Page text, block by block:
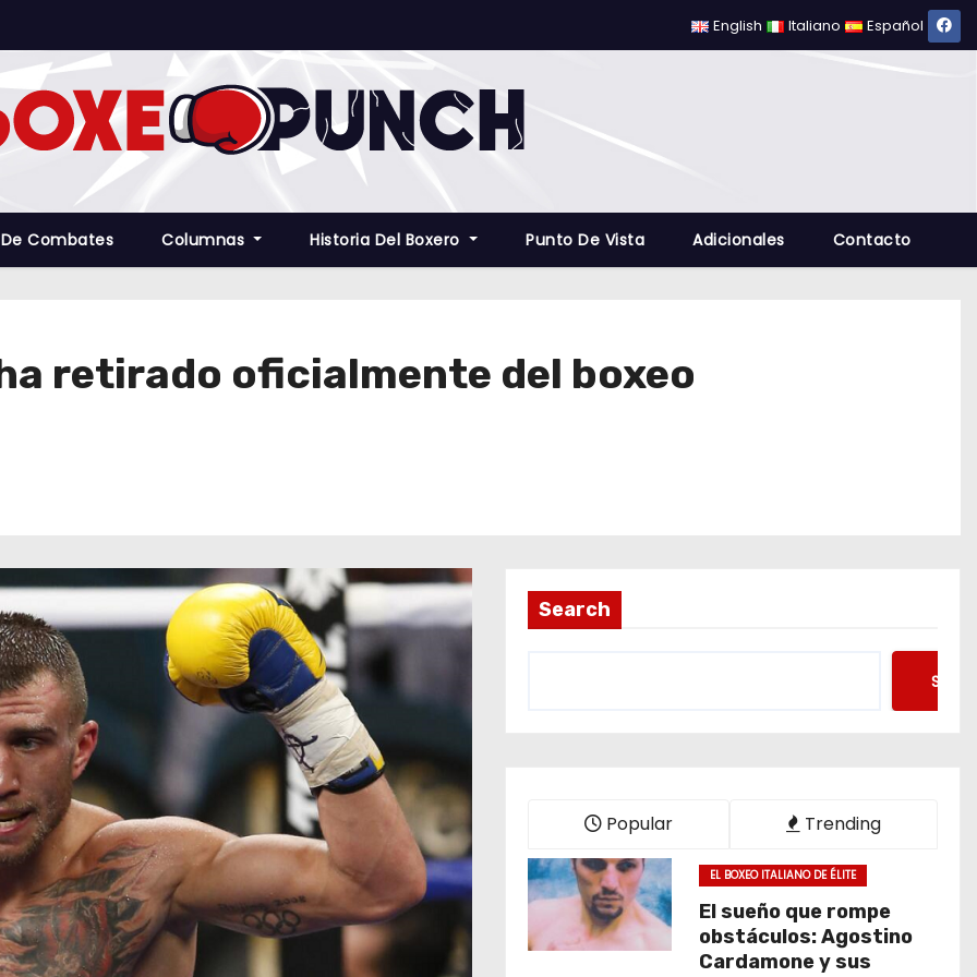
English Italiano Español
Combates Columnas Historia Del Boxero Punto De Vista Adicionales Contacto
retirado oficialmente del boxeo
Search
Popular Trending
EL BOXEO ITALIANO DE ÉLITE
El sueño que rompe
obstáculos: Agostino
Cardamone y sus